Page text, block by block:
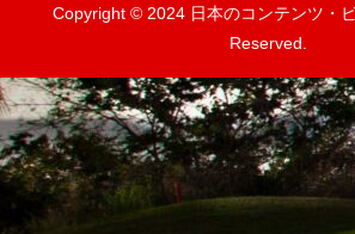
Copyright © 2024 日本のコンテンツ・
Reserved.